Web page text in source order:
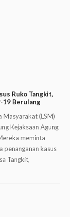
Ruko Tangkit,
19 Berulang
Masyarakat (LSM)
Kejaksaan Agung
meminta
penanganan kasus
Tangkit,